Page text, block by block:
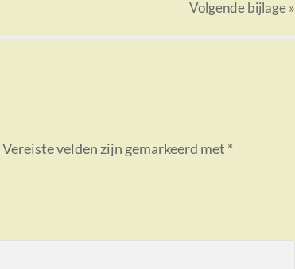
Volgendebijlage»
Vereiste velden zijn gemarkeerd met *